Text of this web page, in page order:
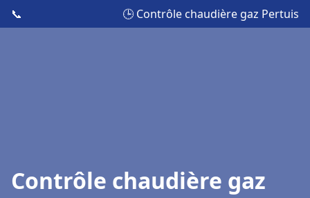
📞 🕒 Contrôle chaudière gaz Pertuis
Contrôle chaudière gaz